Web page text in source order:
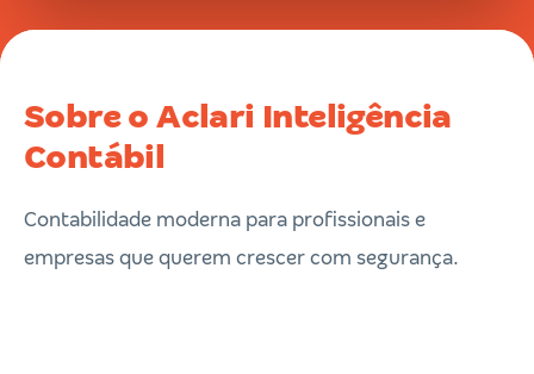
Sobre o Aclari Inteligência
Contábil
Contabilidade moderna para profissionais e
empresas que querem crescer com segurança.